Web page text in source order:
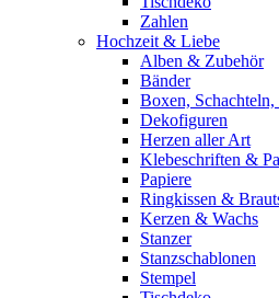
Zahlen
Hochzeit & Liebe
Alben & Zubehör
Bänder
Boxen,
Dekofiguren
Herzen aller Art
Klebeschriften &
Papiere
Ringkissen &
Kerzen & Wachs
Stanzer
Stanzschablonen
Stempel